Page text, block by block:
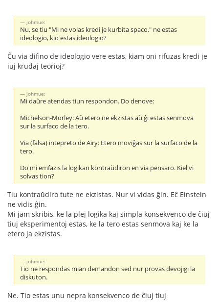
johmue:
Nu, se tiu "Mi ne volas kredi je kurbita spaco." ne estas
ideologio, kio estas ideologio?
Ĉu via difino de ideologio vere estas, kiam oni rifuzas kredi je
iuj krudaj teorioj?
johmue:
Mi daŭre atendas tiun respondon. Do denove:
Michelson-Morley: Aŭ etero ne ekzistas aŭ ĝi estas senmova
sur la surfaco de la tero.
Via (falsa) intepreto de Airy: Etero moviĝas sur la surfaco de la
tero.
Do mi emfazis la logikan kontraŭdiron en via pensaro. Kiel vi
solvas tion?
Tiu kontraŭdiro tute ne ekzistas. Nur vi vidas ĝin. Eĉ Einstein
ne vidis ĝin.
Mi jam skribis, ke la plej logika kaj simpla konsekvenco de ĉiuj
tiuj eksperimentoj estas, ke la tero estas senmova kaj ke la
etero ja ekzistas.
johmue:
Tio ne respondas mian demandon sed nur provas devojigi la
diskuton.
Ne. Tio estas unu nepra konsekvenco de ĉiuj tiuj